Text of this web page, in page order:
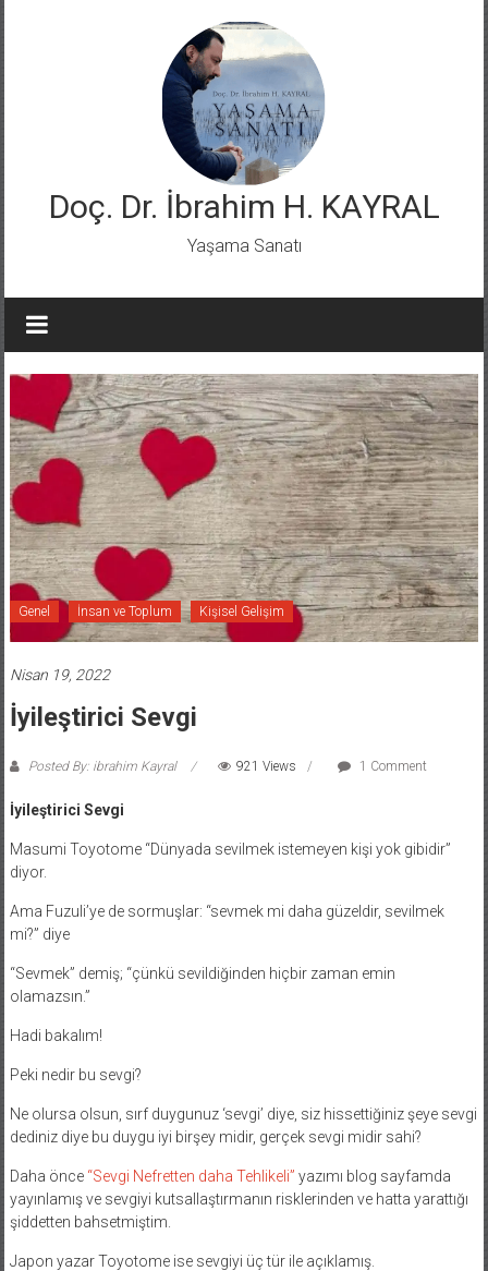
Doç. Dr. İbrahim H. KAYRAL
Yaşama Sanatı
Genel İnsan ve Toplum Kişisel Gelişim
Nisan 19, 2022
İyileştirici Sevgi
Posted By: ibrahim Kayral 921 Views 1 Comment
İyileştirici Sevgi
Masumi Toyotome “Dünyada sevilmek istemeyen kişi yok gibidir”
diyor.
Ama Fuzuli’ye de sormuşlar: “sevmek mi daha güzeldir, sevilmek
mi?” diye
“Sevmek” demiş; “çünkü sevildiğinden hiçbir zaman emin
olamazsın.”
Hadi bakalım!
Peki nedir bu sevgi?
Ne olursa olsun, sırf duygunuz ‘sevgi’ diye, siz hissettiğiniz şeye sevgi
dediniz diye bu duygu iyi birşey midir, gerçek sevgi midir sahi?
Daha önce “Sevgi Nefretten daha Tehlikeli” yazımı blog sayfamda
yayınlamış ve sevgiyi kutsallaştırmanın risklerinden ve hatta yarattığı
şiddetten bahsetmiştim.
Japon yazar Toyotome ise sevgiyi üç tür ile açıklamış.